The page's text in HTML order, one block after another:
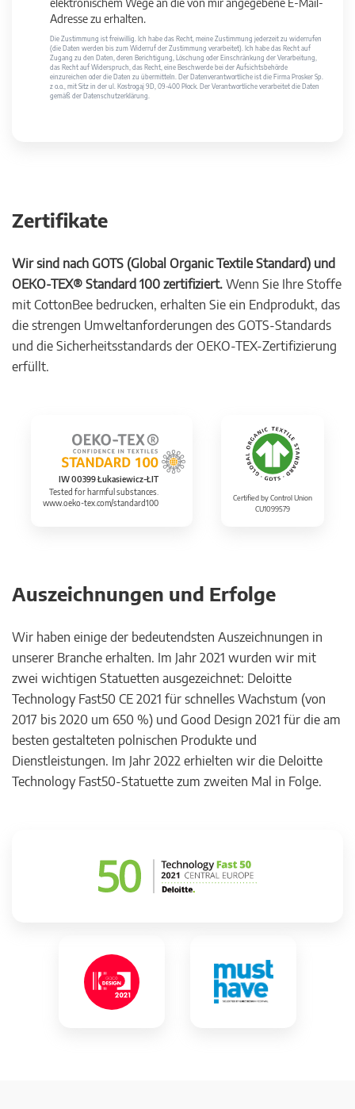
elektronischem Wege an die von mir angegebene E-Mail-
Adresse zu erhalten.
Die Zustimmung ist freiwillig. Ich habe das Recht, meine Zustimmung jederzeit zu widerrufen
(die Daten werden bis zum Widerruf der Zustimmung verarbeitet). Ich habe das Recht auf
Zugang zu den Daten, deren Berichtigung, Löschung oder Einschränkung der Verarbeitung,
das Recht auf Widerspruch, das Recht, eine Beschwerde bei der Aufsichtsbehörde
einzureichen oder die Daten zu übermitteln. Der Datenverantwortliche ist die Firma Prosker Sp.
z o.o., mit Sitz in der ul. Kostrogaj 9D, 09-400 Płock. Der Verantwortliche verarbeitet die Daten
gemäß der Datenschutzerklärung.
Zertifikate
Wir sind nach GOTS (Global Organic Textile Standard) und
OEKO-TEX® Standard 100 zertifiziert. Wenn Sie Ihre Stoffe
mit CottonBee bedrucken, erhalten Sie ein Endprodukt, das
die strengen Umweltanforderungen des GOTS-Standards
und die Sicherheitsstandards der OEKO-TEX-Zertifizierung
erfüllt.
IW 00399 Łukasiewicz-ŁIT
Tested for harmful substances.
www.oeko-tex.com/standard100
Certified by Control Union
CU1099579
Auszeichnungen und Erfolge
Wir haben einige der bedeutendsten Auszeichnungen in
unserer Branche erhalten. Im Jahr 2021 wurden wir mit
zwei wichtigen Statuetten ausgezeichnet: Deloitte
Technology Fast50 CE 2021 für schnelles Wachstum (von
2017 bis 2020 um 650 %) und Good Design 2021 für die am
besten gestalteten polnischen Produkte und
Dienstleistungen. Im Jahr 2022 erhielten wir die Deloitte
Technology Fast50-Statuette zum zweiten Mal in Folge.